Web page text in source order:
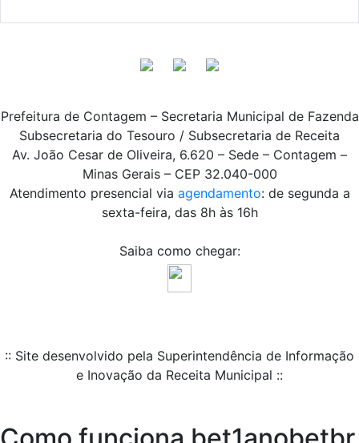
Prefeitura de Contagem – Secretaria Municipal de Fazenda
Subsecretaria do Tesouro / Subsecretaria de Receita
Av. João Cesar de Oliveira, 6.620 – Sede – Contagem –
Minas Gerais – CEP 32.040-000
Atendimento presencial via agendamento: de segunda a
sexta-feira, das 8h às 16h
Saiba como chegar:
:: Site desenvolvido pela Superintendência de Informação
e Inovação da Receita Municipal ::